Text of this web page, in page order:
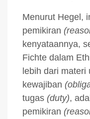
Menurut Hegel,
pemikiran
kenyataannya,
Fichte dalam
lebih dari materi
kewajiban
tugas (duty),
pemikiran